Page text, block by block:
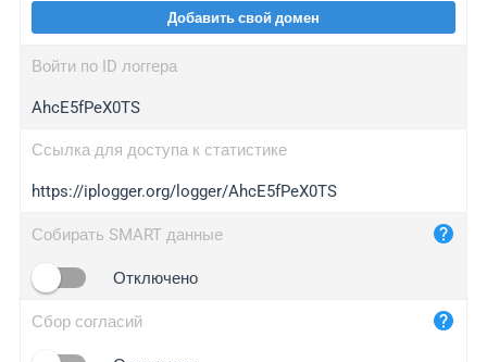
wl.gl
ed.tc
iplogger.com
maper.info
2no.co
yip.su
Добавить свой домен
Войти по ID логгера
AhcE5fPeX0TS
Ссылка для доступа к статистике
https://iplogger.org/logger/AhcE5fPeX0TS
Собирать SMART данные
Отключено
Сбор согласий